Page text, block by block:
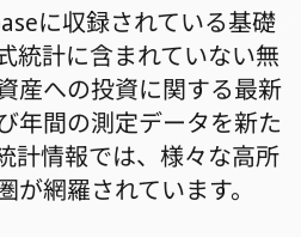
に収録されている基礎
統計に含まれていない無
産への投資に関する最新
年間の測定データを新た
計情報では、様々な高所
網羅されています。